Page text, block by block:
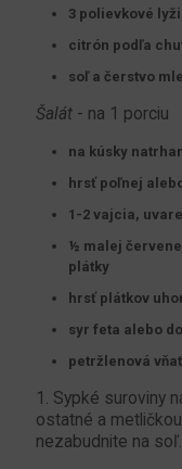
3 polievkové
citrón podľa
soľ a čerstvo
Šalát - na 1 porciu
na kúsky
hrsť poľnej
1-2 vajcia,
½ malej
plátky
hrsť plátkov
syr feta alebo
petržlenová
1. Sypké suroviny
ostatné a
nezabudnite na soľ.